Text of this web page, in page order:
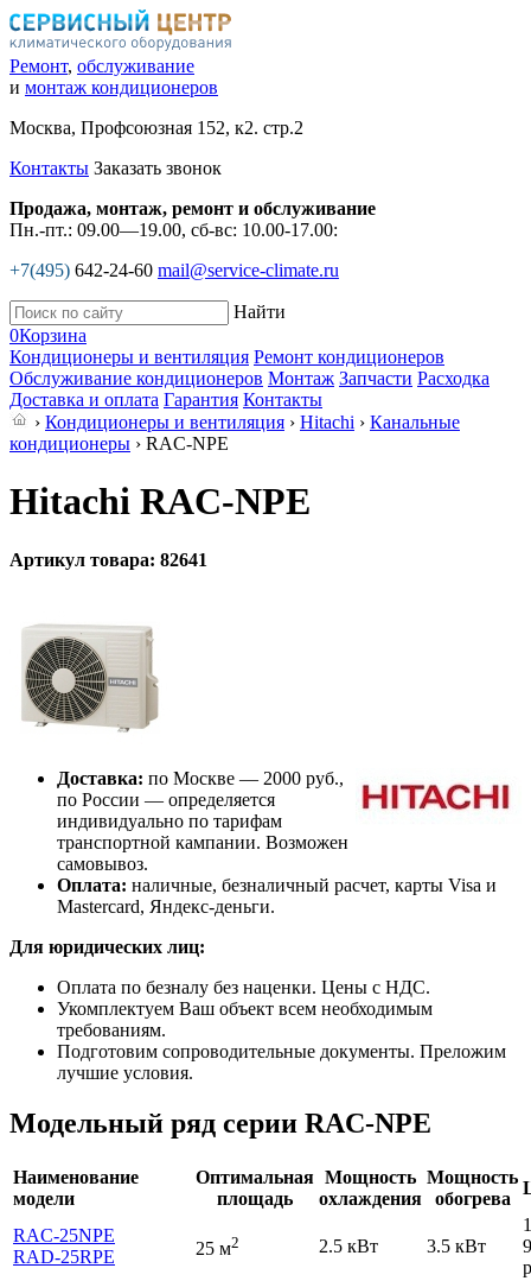
Ремонт, обслуживание
и монтаж кондиционеров
Москва, Профсоюзная 152, к2. стр.2
Контакты Заказать звонок
Продажа, монтаж, ремонт и обслуживание
Пн.-пт.: 09.00—19.00, сб-вс: 10.00-17.00:
+7(495) 642-24-60 mail@service-climate.ru
Найти
0Корзина
Кондиционеры и вентиляция Ремонт кондиционеров
Обслуживание кондиционеров Монтаж Запчасти Расходка
Доставка и оплата Гарантия Контакты
› Кондиционеры и вентиляция › Hitachi › Канальные
кондиционеры › RAC-NPE
Hitachi RAC-NPE
Артикул товара: 82641
Доставка: по Москве — 2000 руб.,
по России — определяется
индивидуально по тарифам
транспортной кампании. Возможен
самовывоз.
Оплата: наличные, безналичный расчет, карты Visa и
Mastercard, Яндекс-деньги.
Для юридических лиц:
Оплата по безналу без наценки. Цены с НДС.
Укомплектуем Ваш объект всем необходимым
требованиям.
Подготовим сопроводительные документы. Преложим
лучшие условия.
Модельный ряд серии RAC-NPE
Наименование
модели
Оптимальная
площадь
Мощность
охлаждения
Мощность
обогрева
RAC-25NPE
RAD-25RPE
25 м2 2.5 кВт 3.5 кВт